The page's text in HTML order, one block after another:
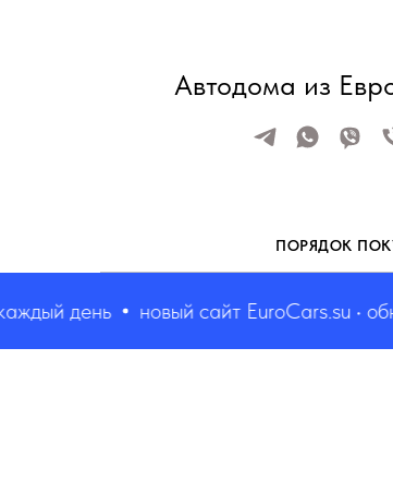
Автодома из
ПОРЯДОК
день новый сайт EuroCars.su •